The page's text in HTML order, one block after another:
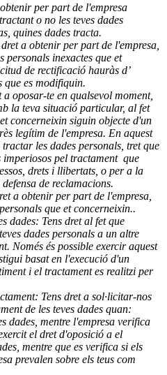
per part de l'empresa
o no les teves dades
quines dades tracta.
a obtenir per part de l'empresa,
personals inexactes que et
de rectificació hauràs d’
que es modifiquin.
oposar-te en qualsevol moment,
la teva situació particular, al fet
concerneixin siguin objecte d'un
legítim de l'empresa. En aquest
les dades personals, tret que
imperiosos pel tractament que
drets i llibertats, o per a la
de reclamacions.
a obtenir per part de l'empresa,
que et concerneixin..
dades: Tens dret al fet que
dades personals a un altre
Només és possible exercir aquest
basat en l'execució d'un
i el tractament es realitzi per
Tens dret a sol·licitar-nos
de les teves dades quan:
dades, mentre l'empresa verifica
el dret d'oposició a el
mentre que es verifica si els
prevalen sobre els teus com